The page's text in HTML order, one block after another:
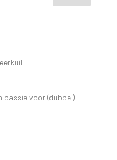
passie voor (dubbel)